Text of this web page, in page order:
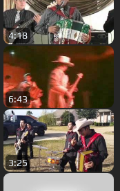
4:18
6:43
3:25